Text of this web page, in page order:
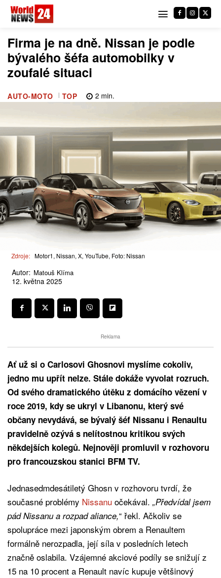
Firma je na dně. Nissan je podle
bývalého šéfa automobilky v
zoufalé situaci
AUTO-MOTO TOP 2 min.
Zdroje: Motor1, Nissan, X, YouTube, Foto: Nissan
Autor: Matouš Klíma
12. května 2025
Reklama
Ať už si o Carlosovi Ghosnovi myslíme cokoliv,
jedno mu upřít nelze. Stále dokáže vyvolat rozruch.
Od svého dramatického útěku z domácího vězení v
roce 2019, kdy se ukryl v Libanonu, který své
občany nevydává, se bývalý šéf Nissanu i Renaultu
pravidelně ozývá s nelítostnou kritikou svých
někdejších kolegů. Nejnověji promluvil v rozhovoru
pro francouzskou stanici BFM TV.
Jednasedmdesátiletý Ghosn v rozhovoru tvrdí, že
současné problémy Nissanu očekával. „Předvídal jsem
pád Nissanu a rozpad aliance,“ řekl. Ačkoliv se
spolupráce mezi japonským obrem a Renaultem
formálně nerozpadla, její síla v posledních letech
značně oslabila. Vzájemné akciové podíly se snižují z
15 na 10 procent a Renault navíc kupuje většinový